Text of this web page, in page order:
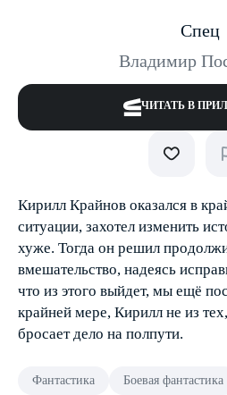
Спец
Владимир
ЧИТАТЬ В
Кирилл Крайнов оказался в
ситуации, захотел изменить
хуже. Тогда он решил
вмешательство, надеясь
что из этого выйдет, мы ещё
крайней мере, Кирилл не из
бросает дело на полпути.
Фантастика Боевая фантастика